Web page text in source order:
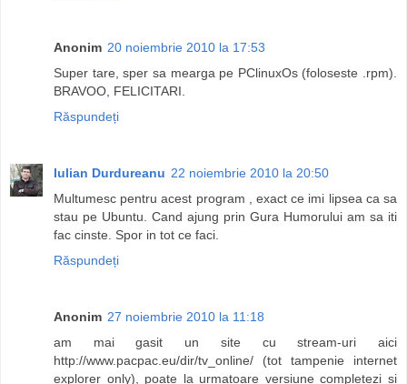
Anonim 20 noiembrie 2010 la 17:53
Super tare, sper sa mearga pe PClinuxOs (foloseste .rpm).
BRAVOO, FELICITARI.
Răspundeți
Iulian Durdureanu 22 noiembrie 2010 la 20:50
Multumesc pentru acest program , exact ce imi lipsea ca sa
stau pe Ubuntu. Cand ajung prin Gura Humorului am sa iti
fac cinste. Spor in tot ce faci.
Răspundeți
Anonim 27 noiembrie 2010 la 11:18
am mai gasit un site cu stream-uri aici
http://www.pacpac.eu/dir/tv_online/ (tot tampenie internet
explorer only), poate la urmatoare versiune completezi si